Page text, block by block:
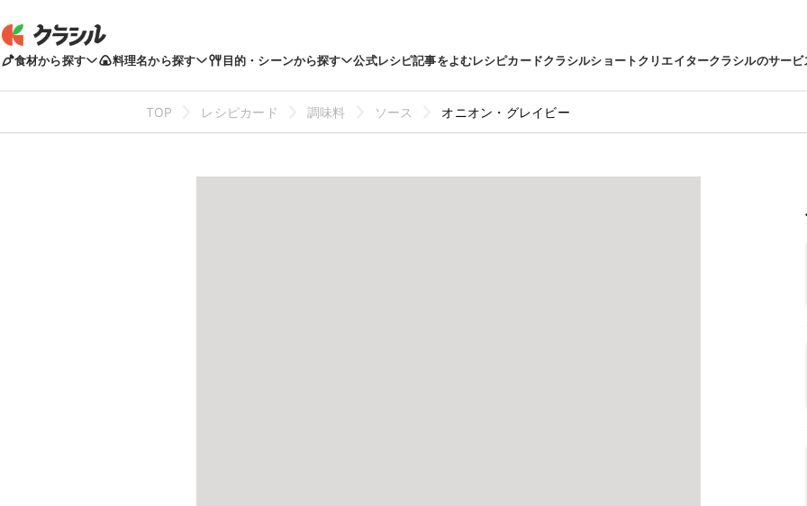
食材から探す 料理名から探す 目的・シーンから探す 公式レシピ記事をよむレシピカードクラシルショートクリエイタークラシルのサービ
TOP レシピカード 調味料 ソース オニオン・グレイビー